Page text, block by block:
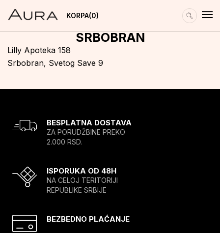
KORPA 0
SRBOBRAN
Lilly Apoteka 158
Srbobran, Svetog Save 9
BESPLATNA DOSTAVA
ZA PORUDŽBINE PREKO
2.000 RSD.
ISPORUKA OD 48H
NA CELOJ TERITORIJI
REPUBLIKE SRBIJE
BEZBEDNO PLAĆANJE